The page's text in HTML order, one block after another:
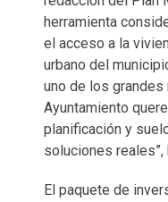
herramienta
el acceso a la
urbano del
uno de los
Ayuntamiento
planificación y
soluciones reales”,
El paquete de